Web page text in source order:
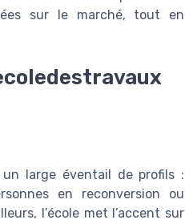
sur le marché, tout en
un large éventail de profils :
en reconversion ou
l’école met l’accent sur